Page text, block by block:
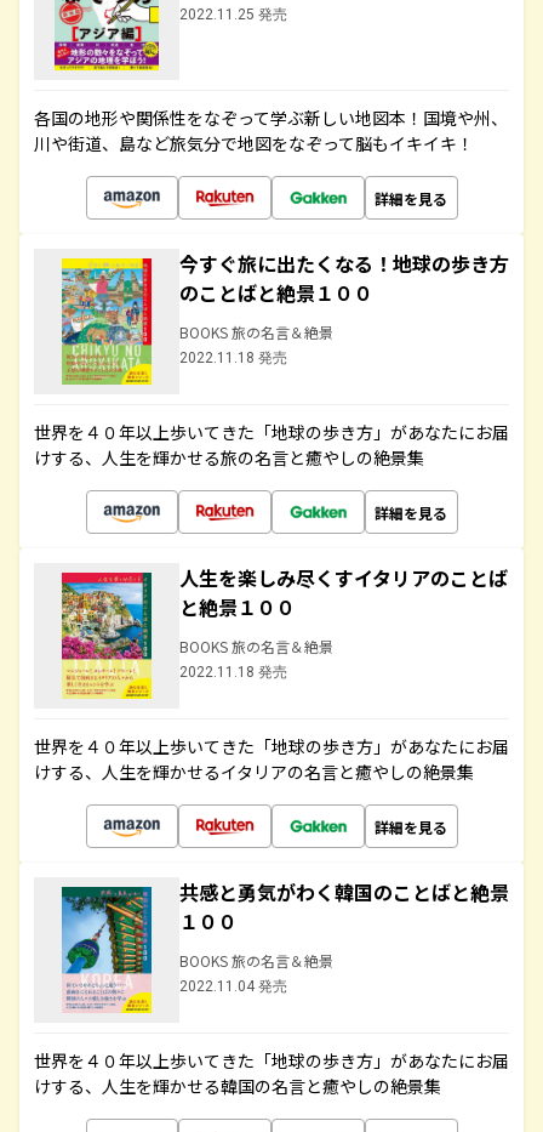
2022.11.25 発売
各国の地形や関係性をなぞって学ぶ新しい地図本！国境や州、
川や街道、島など旅気分で地図をなぞって脳もイキイキ！
詳細を見る
今すぐ旅に出たくなる！地球の歩き方
のことばと絶景１００
BOOKS 旅の名言＆絶景
2022.11.18 発売
世界を４０年以上歩いてきた「地球の歩き方」があなたにお届
けする、人生を輝かせる旅の名言と癒やしの絶景集
詳細を見る
人生を楽しみ尽くすイタリアのことば
と絶景１００
BOOKS 旅の名言＆絶景
2022.11.18 発売
世界を４０年以上歩いてきた「地球の歩き方」があなたにお届
けする、人生を輝かせるイタリアの名言と癒やしの絶景集
詳細を見る
共感と勇気がわく韓国のことばと絶景
１００
BOOKS 旅の名言＆絶景
2022.11.04 発売
世界を４０年以上歩いてきた「地球の歩き方」があなたにお届
けする、人生を輝かせる韓国の名言と癒やしの絶景集